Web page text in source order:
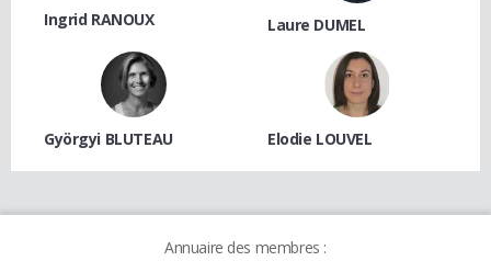
Ingrid RANOUX Laure DUMEL
Györgyi BLUTEAU Elodie LOUVEL
Annuaire des membres :